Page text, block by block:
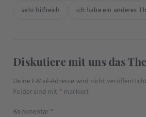
sehr hilfreich
ich habe ein anderes
Diskutiere mit uns das
Deine E-Mail-Adresse wird nicht
Felder sind mit * markiert
Kommentar *